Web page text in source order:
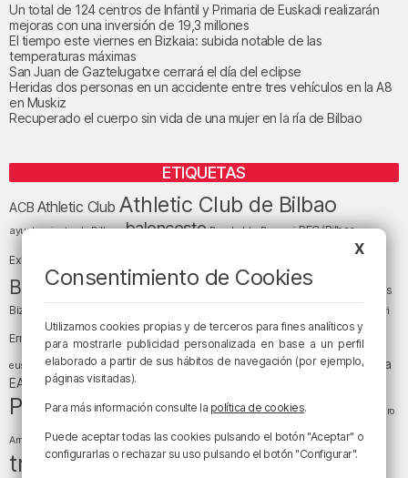
Un total de 124 centros de Infantil y Primaria de Euskadi realizarán
mejoras con una inversión de 19,3 millones
El tiempo este viernes en Bizkaia: subida notable de las
temperaturas máximas
San Juan de Gaztelugatxe cerrará el día del eclipse
Heridas dos personas en un accidente entre tres vehículos en la A8
en Muskiz
Recuperado el cuerpo sin vida de una mujer en la ría de Bilbao
ETIQUETAS
ACB Athletic Club Athletic Club de Bilbao
ayuntamiento de Bilbao baloncesto Barakaldo Basauri BEC (Bilbao
Exhibition Center) Bizkaia
Bizkaia y sus comarcas Copa del Rey cultura
Cáritas
Bizkaia
Diócesis de Bilbao el tiempo Enkarterri
Ernesto Valverde Ertzaintza Euskadi (País Vasco)
euskera fiestas fútbol Gobierno vasco juanma jubera LaLiga LaLiga
EA Sports Liga Endesa
Política religión San Mamés sociedadsucesos Teatro
Arriaga tiempotiempo atmosféricotráfico
tráfico en Bizkaia
X
Consentimiento de Cookies
Utilizamos cookies propias y de terceros para fines analíticos y
para mostrarle publicidad personalizada en base a un perfil
elaborado a partir de sus hábitos de navegación (por ejemplo,
páginas visitadas).
Para más información consulte la política de cookies.
Puede aceptar todas las cookies pulsando el botón "Aceptar" o
configurarlas o rechazar su uso pulsando el botón "Configurar".